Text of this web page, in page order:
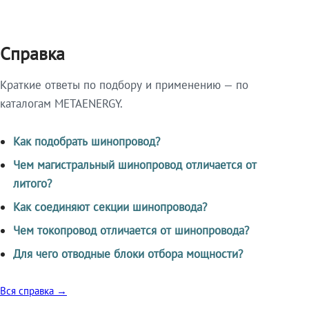
Справка
Краткие ответы по подбору и применению — по
каталогам METAENERGY.
Как подобрать шинопровод?
Чем магистральный шинопровод отличается от
литого?
Как соединяют секции шинопровода?
Чем токопровод отличается от шинопровода?
Для чего отводные блоки отбора мощности?
Вся справка →